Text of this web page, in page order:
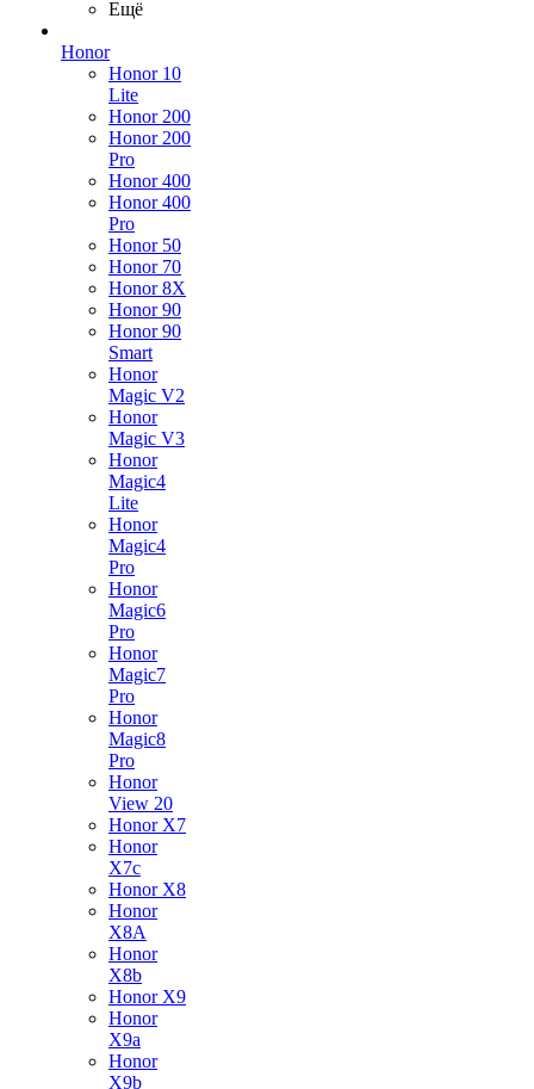
Ещё
Honor
Honor 10
Lite
Honor 200
Honor 200
Pro
Honor 400
Honor 400
Pro
Honor 50
Honor 70
Honor 8X
Honor 90
Honor 90
Smart
Honor
Magic V2
Honor
Magic V3
Honor
Magic4
Lite
Honor
Magic4
Pro
Honor
Magic6
Pro
Honor
Magic7
Pro
Honor
Magic8
Pro
Honor
View 20
Honor X7
Honor
X7c
Honor X8
Honor
X8A
Honor
X8b
Honor X9
Honor
X9a
Honor
X9b